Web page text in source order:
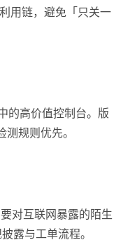
用链，避免「只关一
的高价值控制台。版
规则优先。
对互联网暴露的陌生
露与工单流程。